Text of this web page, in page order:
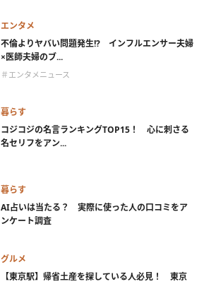
エンタメ
不倫よりヤバい問題発生!? インフルエンサー夫婦
×医師夫婦のブ...
＃エンタメニュース
暮らす
コジコジの名言ランキングTOP15！ 心に刺さる
名セリフをアン...
暮らす
AI占いは当たる？ 実際に使った人の口コミをア
ンケート調査
グルメ
【東京駅】帰省土産を探している人必見！ 東京